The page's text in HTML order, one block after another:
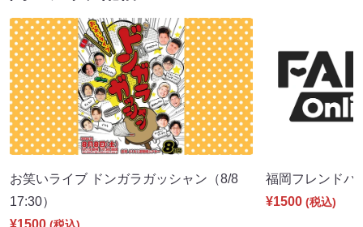
お笑いライブ ドンガラガッシャン（8/8
17:30）
¥1500 (税込)
福岡フレンド
¥1500 (税込)